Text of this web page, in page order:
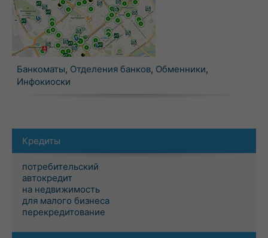
Банкоматы, Отделения банков, Обменники,
Инфокиоски
Кредиты
потребительский
автокредит
на недвижимость
для малого бизнеса
перекредитование